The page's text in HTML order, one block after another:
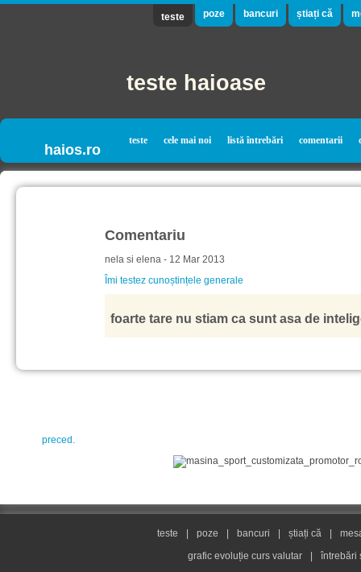
teste poze bancuri știați că
teste haioase
haios.ro
teste cele mai noi listă întrebări comentarii
Comentariu
nela si elena - 12 Mar 2013
Îmi testez cunoștințele generale
foarte tare nu stiam ca sunt asa de
preced.
teste poze bancuri știați că
grafic evoluție curs valutar
întrebări